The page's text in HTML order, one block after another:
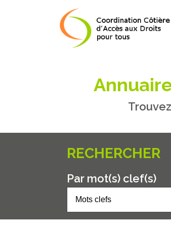
RECHERCHER
Par mot(s) clef(s)